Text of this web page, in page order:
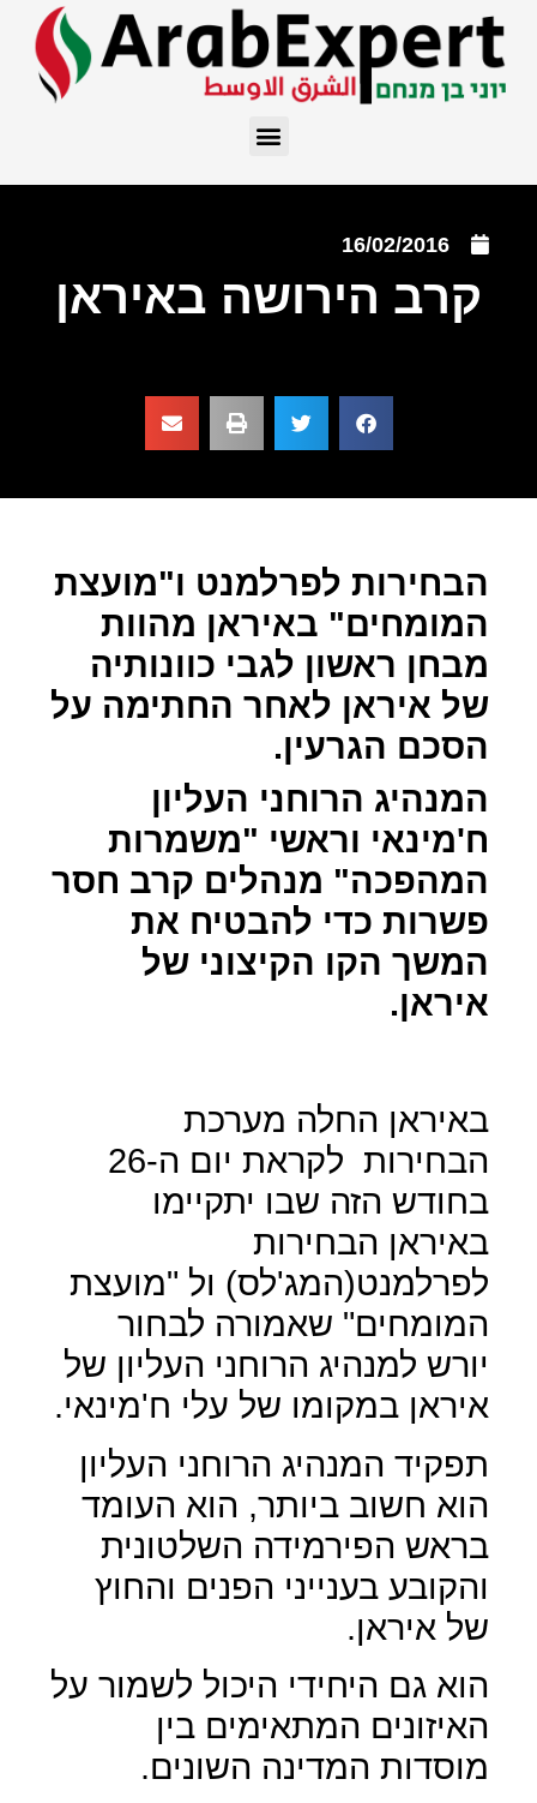
16/02/2016
קרב הירושה באיראן
הבחירות לפרלמנט ו"מועצת
המומחים" באיראן מהוות
מבחן ראשון לגבי כוונותיה
של איראן לאחר החתימה על
הסכם הגרעין.
המנהיג הרוחני העליון
ח'מינאי וראשי "משמרות
המהפכה" מנהלים קרב חסר
פשרות כדי להבטיח את
המשך הקו הקיצוני של
איראן.
באיראן החלה מערכת
הבחירות
לקראת יום ה-26
בחודש הזה שבו יתקיימו
באיראן הבחירות
לפרלמנט(המג'לס) ול "מועצת
המומחים" שאמורה לבחור
יורש למנהיג הרוחני העליון של
איראן במקומו של עלי ח'מינאי.
תפקיד המנהיג הרוחני העליון
הוא חשוב ביותר, הוא העומד
בראש הפירמידה השלטונית
והקובע בענייני הפנים והחוץ
של איראן.
הוא גם היחידי היכול לשמור על
האיזונים המתאימים בין
מוסדות המדינה השונים.